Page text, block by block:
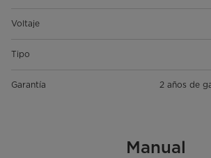
Voltaje
Tipo
Garantía 2 años de
Manual